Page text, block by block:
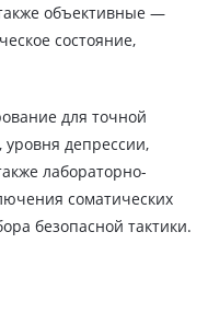
объективные —
состояние,
для точной
уровня депрессии,
лабораторно-
соматических
безопасной тактики.